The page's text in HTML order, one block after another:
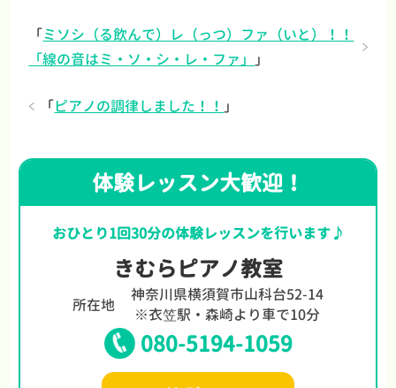
「ミソシ（る飲んで）レ（っつ）ファ（いと）！！
「線の音はミ・ソ・シ・レ・ファ」
」
「ピアノの調律しました！！ 」
体験レッスン大歓迎！
おひとり1回30分の体験レッスンを行います♪
きむらピアノ教室
所在地
神奈川県横須賀市山科台52-14
※衣笠駅・森崎より車で10分
080-5194-1059